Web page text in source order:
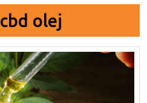
cbd olej